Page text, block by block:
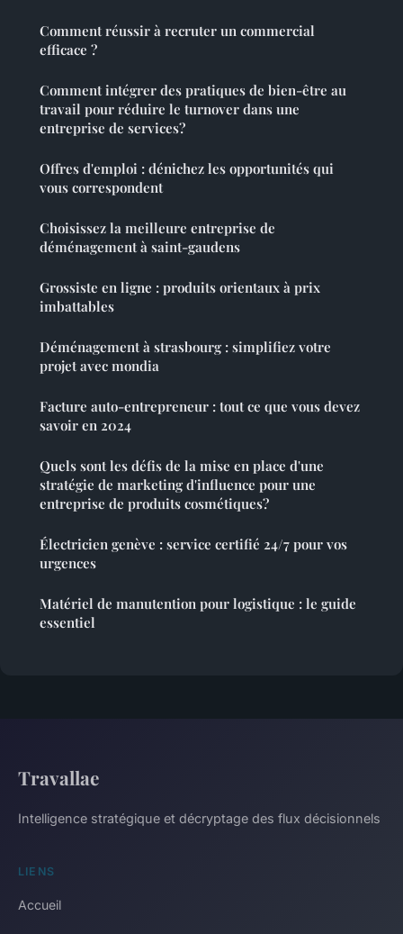
Comment réussir à recruter un commercial
efficace ?
Comment intégrer des pratiques de bien-être au
travail pour réduire le turnover dans une
entreprise de services?
Offres d'emploi : dénichez les opportunités qui
vous correspondent
Choisissez la meilleure entreprise de
déménagement à saint-gaudens
Grossiste en ligne : produits orientaux à prix
imbattables
Déménagement à strasbourg : simplifiez votre
projet avec mondia
Facture auto-entrepreneur : tout ce que vous devez
savoir en 2024
Quels sont les défis de la mise en place d'une
stratégie de marketing d'influence pour une
entreprise de produits cosmétiques?
Électricien genève : service certifié 24/7 pour vos
urgences
Matériel de manutention pour logistique : le guide
essentiel
Travallae
Intelligence stratégique et décryptage des flux décisionnels
LIENS
Accueil